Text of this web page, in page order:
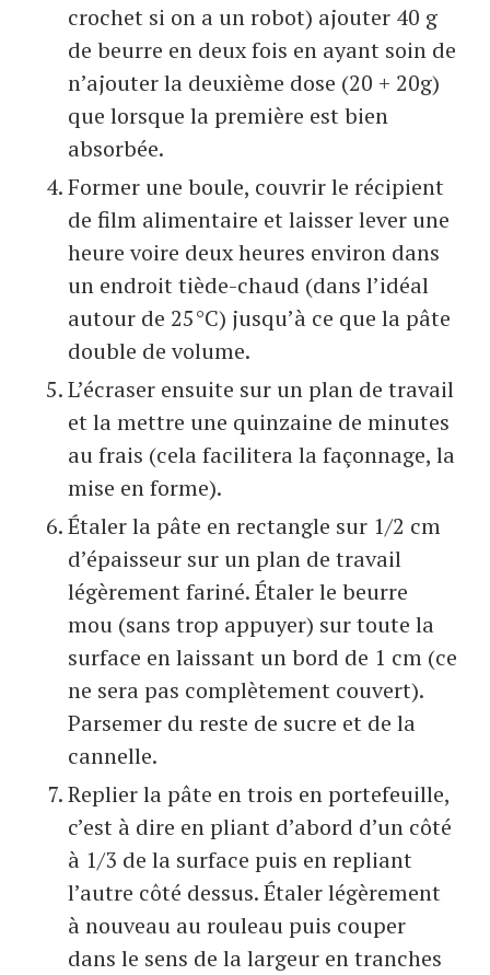
crochet si on a un robot) ajouter 40 g
de beurre en deux fois en ayant soin de
n’ajouter la deuxième dose (20 + 20g)
que lorsque la première est bien
absorbée.
Former une boule, couvrir le récipient
de film alimentaire et laisser lever une
heure voire deux heures environ dans
un endroit tiède-chaud (dans l’idéal
autour de 25°C) jusqu’à ce que la pâte
double de volume.
L’écraser ensuite sur un plan de travail
et la mettre une quinzaine de minutes
au frais (cela facilitera la façonnage, la
mise en forme).
Étaler la pâte en rectangle sur 1/2 cm
d’épaisseur sur un plan de travail
légèrement fariné. Étaler le beurre
mou (sans trop appuyer) sur toute la
surface en laissant un bord de 1 cm (ce
ne sera pas complètement couvert).
Parsemer du reste de sucre et de la
cannelle.
Replier la pâte en trois en portefeuille,
c’est à dire en pliant d’abord d’un côté
à 1/3 de la surface puis en repliant
l’autre côté dessus. Étaler légèrement
à nouveau au rouleau puis couper
dans le sens de la largeur en tranches